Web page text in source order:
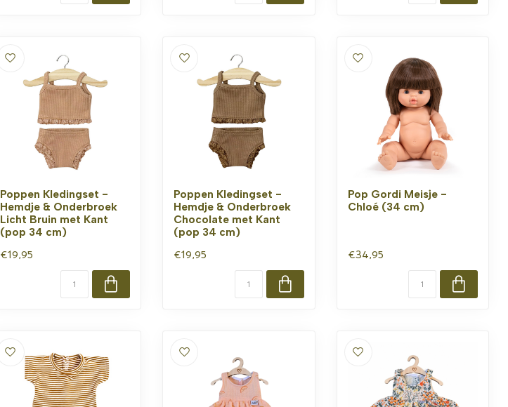
Poppen Kledingset -
Hemdje & Onderbroek
Licht Bruin met Kant
(pop 34 cm)
€19,95
Poppen Kledingset -
Hemdje & Onderbroek
Chocolate met Kant
(pop 34 cm)
€19,95
Pop Gordi Meisje -
Chloé (34 cm)
€34,95